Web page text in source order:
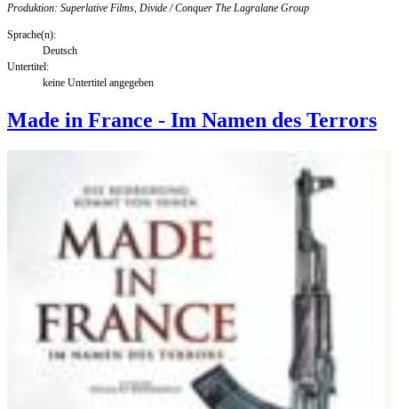
Produktion: Superlative Films, Divide / Conquer The Lagralane Group
Sprache(n):
Deutsch
Untertitel:
keine Untertitel angegeben
Made in France - Im Namen des Terrors